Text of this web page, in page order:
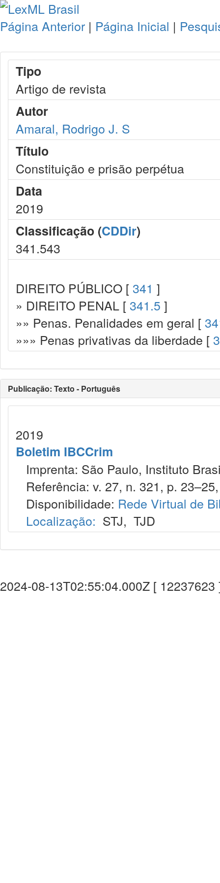
Página Anterior | Página Inicial |
Tipo
Artigo de revista
Autor
Amaral, Rodrigo J. S
Título
Constituição e prisão perpétua
Data
2019
Classificação (CDDir)
341.543
DIREITO PÚBLICO [ 341 ]
» DIREITO PENAL [ 341.5 ]
»» Penas. Penalidades em geral [
»»» Penas privativas da liberdade [
Publicação: Texto - Português
2019
Boletim IBCCrim
Imprenta: São Paulo, Instituto
Referência: v. 27, n. 321, p.
Disponibilidade: Rede Virtual de
Localização: STJ, TJD
2024-08-13T02:55:04.000Z [ 12237623